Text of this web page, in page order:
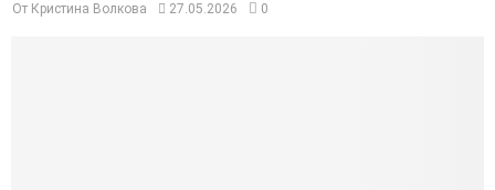
От Кристина Волкова 27.05.2026 0